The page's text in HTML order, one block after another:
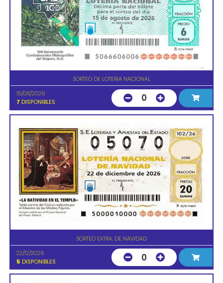
SORTEO DE LOTERIA NACIONAL
15/08/2026
7 DISPONIBLES 0
SORTEO EXTRA. DE NAVIDAD
22/12/2026
5 DISPONIBLES 0